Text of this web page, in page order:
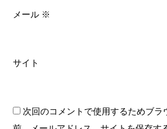
メール ※
サイト
次回のコメントで使用するためブラ